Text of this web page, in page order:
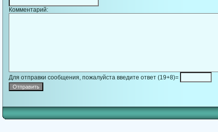
Комментарий:
Для отправки сообщения, пожалуйста введите ответ (19+8)=